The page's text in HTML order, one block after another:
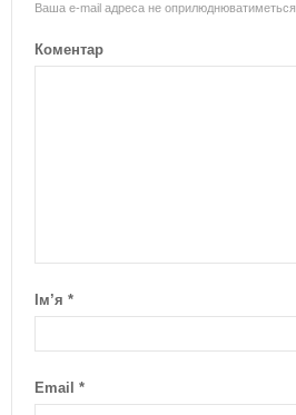
Ваша e-mail адреса не оприлюднюватиметься.
Коментар
Ім’я *
Email *